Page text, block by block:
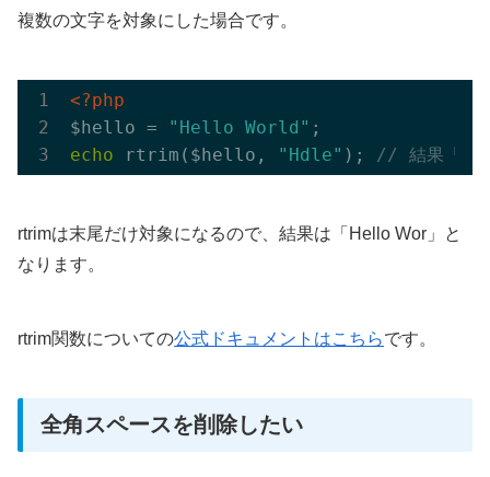
複数の文字を対象にした場合です。
<?php
$hello =
"Hello World"
echo rtrim($hello, "Hdle" ); // 結果「
rtrimは末尾だけ対象になるので、結果は「Hello Wor」と
なります。
rtrim関数についての公式ドキュメントはこちらです。
全角スペースを削除したい